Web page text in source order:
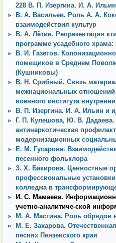
228 В. П. Изергина. И. А.
В. А. Васильев. Роль А. А.
взаимодействия культур
В. А. Лётин. Репрезентация
программе усадебного
В. И. Газетов.
помещиков в Среднем
(Кушниковы)
В. Н. Срибный. Связь
межнациональных отношений
военного института
В. П. Изергина. И. А. Ильин и
Г. П. Кулешова, Ю. В. Дадаева.
антинаркотическая
модернизационных
Е. М. Гусарова.
песенного фольклора
З. X. Бакирова. Ценностные
профессиональные установки
колледжа в
И. С. Мамаева.
учетно-аналитиче-ской
М. А. Мастина. Роль обрядов
М. Е. Захарова.
песнях Пензенского края